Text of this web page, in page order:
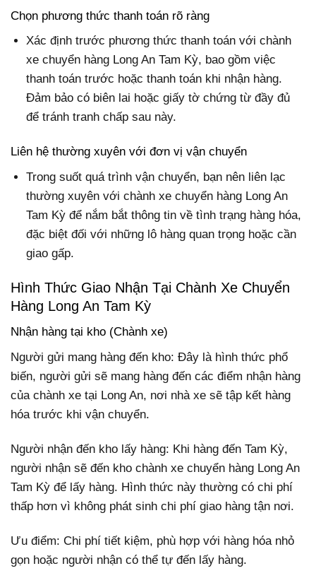
Chọn phương thức thanh toán rõ ràng
Xác định trước phương thức thanh toán với chành
xe chuyển hàng Long An Tam Kỳ, bao gồm việc
thanh toán trước hoặc thanh toán khi nhận hàng.
Đảm bảo có biên lai hoặc giấy tờ chứng từ đầy đủ
để tránh tranh chấp sau này.
Liên hệ thường xuyên với đơn vị vận chuyển
Trong suốt quá trình vận chuyển, bạn nên liên lạc
thường xuyên với chành xe chuyển hàng Long An
Tam Kỳ để nắm bắt thông tin về tình trạng hàng hóa,
đặc biệt đối với những lô hàng quan trọng hoặc cần
giao gấp.
Hình Thức Giao Nhận Tại Chành Xe Chuyển
Hàng Long An Tam Kỳ
Nhận hàng tại kho (Chành xe)
Người gửi mang hàng đến kho: Đây là hình thức phổ
biến, người gửi sẽ mang hàng đến các điểm nhận hàng
của chành xe tại Long An, nơi nhà xe sẽ tập kết hàng
hóa trước khi vận chuyển.
Người nhận đến kho lấy hàng: Khi hàng đến Tam Kỳ,
người nhận sẽ đến kho chành xe chuyển hàng Long An
Tam Kỳ để lấy hàng. Hình thức này thường có chi phí
thấp hơn vì không phát sinh chi phí giao hàng tận nơi.
Ưu điểm: Chi phí tiết kiệm, phù hợp với hàng hóa nhỏ
gọn hoặc người nhận có thể tự đến lấy hàng.